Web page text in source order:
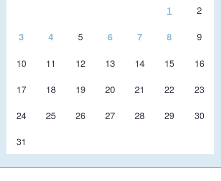
1 2
3 4 5 6 7 8
9
10
11 12 13 14 15
16
17
18 19 20 21 22
23
24
25 26 27 28 29
30
31